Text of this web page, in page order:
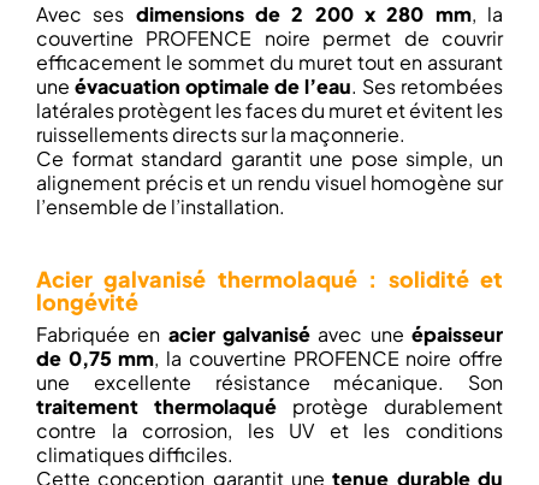
Avec ses dimensions de 2 200 x 280 mm, la
couvertine PROFENCE noire permet de couvrir
efficacement le sommet du muret tout en assurant
une évacuation optimale de l’eau. Ses retombées
latérales protègent les faces du muret et évitent les
ruissellements directs sur la maçonnerie.
Ce format standard garantit une pose simple, un
alignement précis et un rendu visuel homogène sur
l’ensemble de l’installation.
Acier galvanisé thermolaqué : solidité et
longévité
Fabriquée en acier galvanisé avec uneépaisseur
de 0,75 mm, la couvertine PROFENCE noire offre
une excellente résistance mécanique. Son
traitement thermolaqué protège durablement
contre la corrosion, les UV et les conditions
climatiques difficiles.
Cette conception garantit unetenue durable du